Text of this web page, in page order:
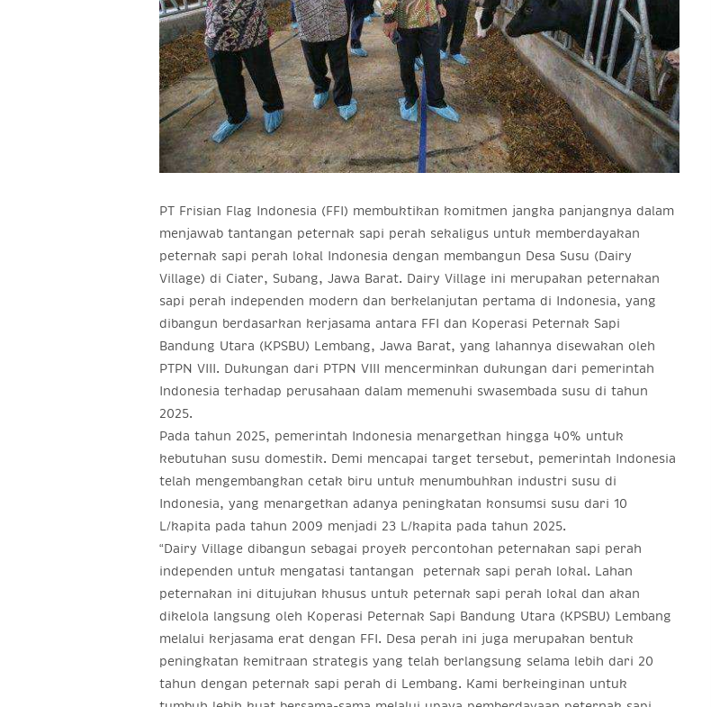
PT Frisian Flag Indonesia (FFI) membuktikan komitmen jangka panjangnya dalam
menjawab tantangan peternak sapi perah sekaligus untuk memberdayakan
peternak sapi perah lokal Indonesia dengan membangun Desa Susu (Dairy
Village) di Ciater, Subang, Jawa Barat. Dairy Village ini merupakan peternakan
sapi perah independen modern dan berkelanjutan pertama di Indonesia, yang
dibangun berdasarkan kerjasama antara FFI dan Koperasi Peternak Sapi
Bandung Utara (KPSBU) Lembang, Jawa Barat, yang lahannya disewakan oleh
PTPN VIII. Dukungan dari PTPN VIII mencerminkan dukungan dari pemerintah
Indonesia terhadap perusahaan dalam memenuhi swasembada susu di tahun
2025.
Pada tahun 2025, pemerintah Indonesia menargetkan hingga 40% untuk
kebutuhan susu domestik. Demi mencapai target tersebut, pemerintah Indonesia
telah mengembangkan cetak biru untuk menumbuhkan industri susu di
Indonesia, yang menargetkan adanya peningkatan konsumsi susu dari 10
L/kapita pada tahun 2009 menjadi 23 L/kapita pada tahun 2025.
“Dairy Village dibangun sebagai proyek percontohan peternakan sapi perah
independen untuk mengatasi tantangan peternak sapi perah lokal. Lahan
peternakan ini ditujukan khusus untuk peternak sapi perah lokal dan akan
dikelola langsung oleh Koperasi Peternak Sapi Bandung Utara (KPSBU) Lembang
melalui kerjasama erat dengan FFI. Desa perah ini juga merupakan bentuk
peningkatan kemitraan strategis yang telah berlangsung selama lebih dari 20
tahun dengan peternak sapi perah di Lembang. Kami berkeinginan untuk